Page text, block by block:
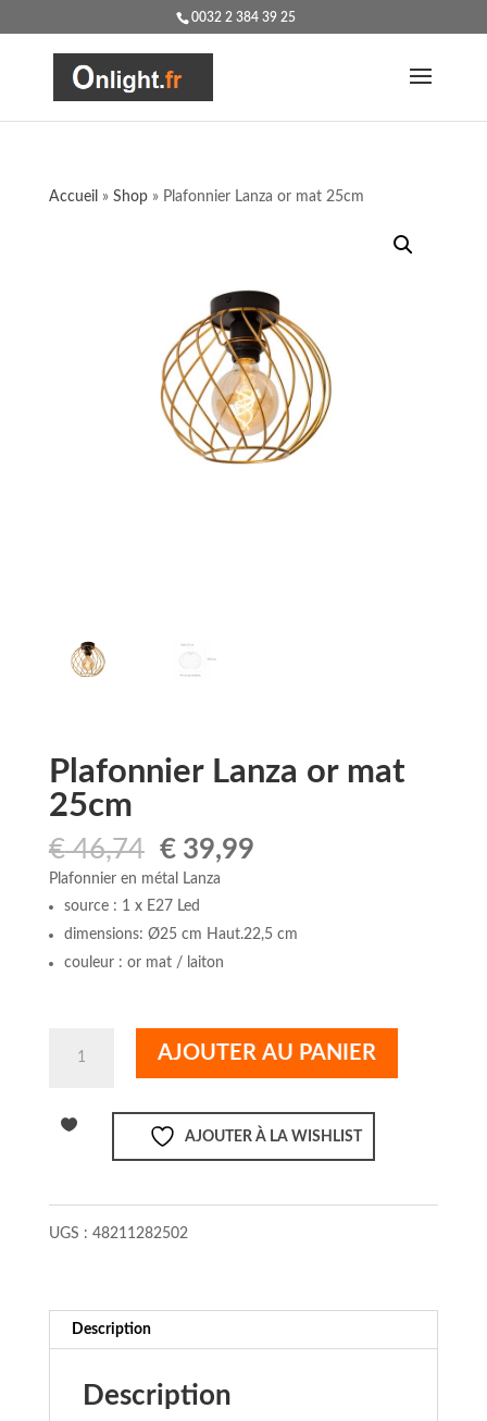
0032 2 384 39 25
Accueil » Shop» Plafonnier Lanza or mat 25cm
Plafonnier Lanza or mat
25cm
€46,74 Le
prix
initial
était :
€ 46,74.
€39,99Le
est :
€ 39,99.
Plafonnier en métal Lanza
source : 1 x E27 Led
dimensions: Ø25 cm Haut.22,5 cm
couleur : or mat / laiton
Lanza
AJOUTER AU PANIER
AJOUTER À LA WISHLIST
UGS : 48211282502
Description
Description